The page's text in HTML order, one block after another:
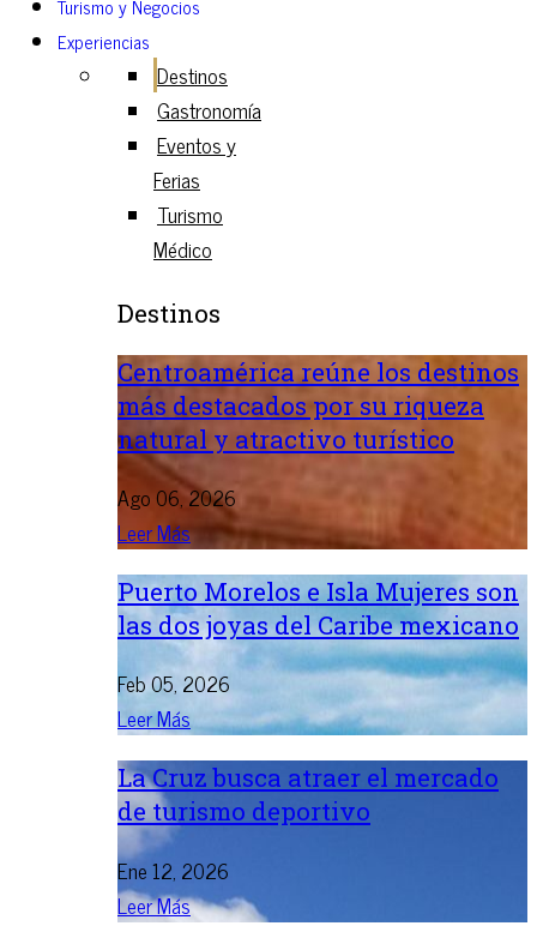
Turismo y Negocios
Experiencias
Destinos
Gastronomía
Eventos y
Ferias
Turismo
Médico
Destinos
Centroamérica reúne los destinos
más destacados por su riqueza
natural y atractivo turístico
Ago 06, 2026
Leer Más
Puerto Morelos e Isla Mujeres son
las dos joyas del Caribe mexicano
Feb 05, 2026
Leer Más
La Cruz busca atraer el mercado
de turismo deportivo
Ene 12, 2026
Leer Más